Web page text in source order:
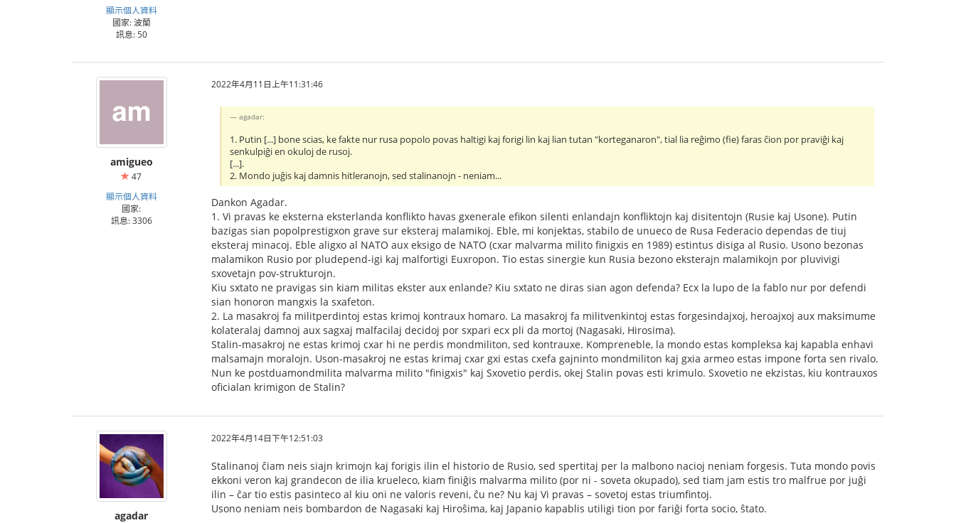
顯示個人資料
國家: 波蘭
訊息: 50
amigueo
47
顯示個人資料
國家:
訊息: 3306
2022年4月11日上午11:31:46
agadar:
1. Putin [...] bone scias, ke fakte nur rusa popolo povas haltigi kaj forigi lin kaj lian tutan "korteganaron", tial lia reĝimo (fie) faras ĉion por praviĝi kaj
senkulpiĝi en okuloj de rusoj.
[...].
2. Mondo juĝis kaj damnis hitleranojn, sed stalinanojn - neniam...
Dankon Agadar.
1. Vi pravas ke eksterna eksterlanda konflikto havas gxenerale efikon silenti enlandajn konfliktojn kaj disitentojn (Rusie kaj Usone). Putin
bazigas sian popolprestigxon grave sur eksteraj malamikoj. Eble, mi konjektas, stabilo de unueco de Rusa Federacio dependas de tiuj
eksteraj minacoj. Eble aligxo al NATO aux eksigo de NATO (cxar malvarma milito finigxis en 1989) estintus disiga al Rusio. Usono bezonas
malamikon Rusio por pludepend-igi kaj malfortigi Euxropon. Tio estas sinergie kun Rusia bezono eksterajn malamikojn por pluvivigi
sxovetajn pov-strukturojn.
Kiu sxtato ne pravigas sin kiam militas ekster aux enlande? Kiu sxtato ne diras sian agon defenda? Ecx la lupo de la fablo nur por defendi
sian honoron mangxis la sxafeton.
2. La masakroj fa militperdintoj estas krimoj kontraux homaro. La masakroj fa militvenkintoj estas forgesindajxoj, heroajxoj aux maksimume
kolateralaj damnoj aux sagxaj malfacilaj decidoj por sxpari ecx pli da mortoj (Nagasaki, Hirosima).
Stalin-masakroj ne estas krimoj cxar hi ne perdis mondmiliton, sed kontrauxe. Kompreneble, la mondo estas kompleksa kaj kapabla enhavi
malsamajn moralojn. Uson-masakroj ne estas krimaj cxar gxi estas cxefa gajninto mondmiliton kaj gxia armeo estas impone forta sen rivalo.
Nun ke postduamondmilita malvarma milito "finigxis" kaj Sxovetio perdis, okej Stalin povas esti krimulo. Sxovetio ne ekzistas, kiu kontrauxos
oficialan krimigon de Stalin?
agadar
2022年4月14日下午12:51:03
Stalinanoj ĉiam neis siajn krimojn kaj forigis ilin el historio de Rusio, sed spertitaj per la malbono nacioj neniam forgesis. Tuta mondo povis
ekkoni veron kaj grandecon de ilia krueleco, kiam finiĝis malvarma milito (por ni - soveta okupado), sed tiam jam estis tro malfrue por juĝi
ilin – ĉar tio estis pasinteco al kiu oni ne valoris reveni, ĉu ne? Nu kaj Vi pravas – sovetoj estas triumfintoj.
Usono neniam neis bombardon de Nagasaki kaj Hiroŝima, kaj Japanio kapablis utiligi tion por fariĝi forta socio, ŝtato.